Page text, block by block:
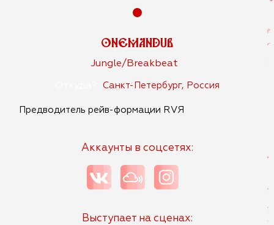
ONEMANDUB
Jungle/Breakbeat
Санкт-Петербург, Россия
Предводитель рейв-формации RVЯ
Аккаунты в соцсетях:
Выступает на сценах: